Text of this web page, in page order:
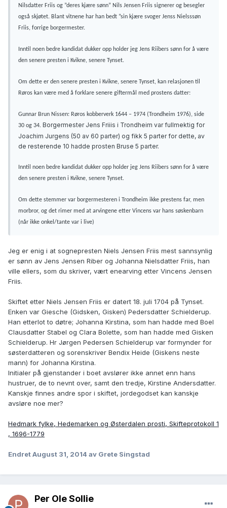
Nilsdatter Friis og ”deres kjære sønn” Nils Jensen Friis signerer og besegler
også skjøtet. Blant vitnene har han bedt ”sin kjære svoger Jenss Nielsssøn
Friis, forrige borgermester.
Inntil noen bedre kandidat dukker opp holder jeg Jens Riibers sønn for å være
den senere presten i Kvikne, senere Tynset.
Om dette er den senere presten i Kvikne, senere Tynset, kan relasjonen til
Røros kan være med å forklare senere giftermål med prostens datter:
Gunnar Brun Nissen: Røros kobberverk 1644 – 1974 (Trondheim 1976), side
30 og 34. Borgermester Jens Friiis i Trondheim var fullmektig for
Joachim Jurgens (50 av 60 parter) og fikk 5 parter for dette, av
de resterende 10 hadde prosten Bruse 5 parter.
Inntil noen bedre kandidat dukker opp holder jeg Jens Riibers sønn for å være
den senere presten i Kvikne, senere Tynset.
Om dette stemmer var borgermesteren i Trondheim ikke prestens far, men
morbror, og det rimer med at arvingene etter Vincens var hans søskenbarn
(når ikke onkel/tante var i live)
Jeg er enig i at sognepresten Niels Jensen Friis mest sannsynlig
er sønn av Jens Jensen Riber og Johanna Nielsdatter Friis, han
ville ellers, som du skriver, vært enearving etter Vincens Jensen
Friis.
Skiftet etter Niels Jensen Friis er datert 18. juli 1704 på Tynset.
Enken var Giesche (Gidsken, Gisken) Pedersdatter Schielderup.
Han etterlot to døtre; Johanna Kirstina, som han hadde med Boel
Clausdatter Stabel og Clara Bolette, som han hadde med Gisken
Schielderup. Hr Jørgen Pedersen Schielderup var formynder for
søsterdatteren og sorenskriver Bendix Heide (Giskens neste
mann) for Johanna Kirstina.
Initialer på gjenstander i boet avslører ikke annet enn hans
hustruer, de to nevnt over, samt den tredje, Kirstine Andersdatter.
Kanskje finnes andre spor i skiftet, jordegodset kan kanskje
avsløre noe mer?
Hedmark fylke, Hedemarken og Østerdalen prosti, Skifteprotokoll 1
, 1696-1779
EndretAugust 31, 2014 av Grete Singstad
Per Ole Sollie